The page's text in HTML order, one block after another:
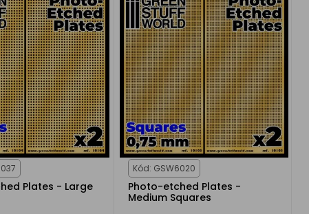
Plates - Large
Kód: GSW6020
Photo-etched Plates -
Medium Squares